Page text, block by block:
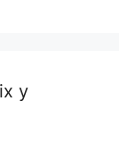
y